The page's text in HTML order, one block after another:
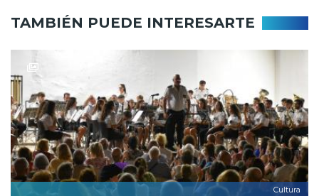
TAMBIÉN PUEDE INTERESARTE
Cultura